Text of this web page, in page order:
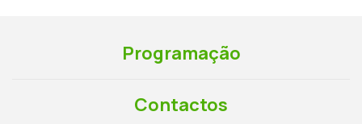
Programação
Contactos